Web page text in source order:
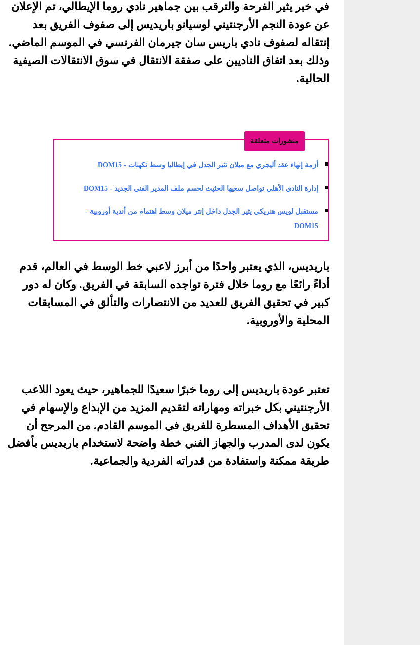
في خبر يثير الفرحة والترقب بين جماهير نادي روما الإيطالي، تم الإعلان
عن عودة النجم الأرجنتيني لوسيانو باريديس إلى صفوف الفريق بعد
إنتقاله لصفوف نادي باريس سان جيرمان الفرنسي في الموسم الماضي.
وذلك بعد اتفاق الناديين على صفقة الانتقال في سوق الانتقالات الصيفية
الحالية.
منشورات متعلقة
أزمة إنهاء عقد أليجري مع ميلان تثير الجدل في إيطاليا وسط تكهنات - DOM15
إدارة النادي الأهلي تواصل سعيها الحثيث لحسم ملف المدير الفني الجديد - DOM15
مستقبل لويس هنريكي يثير الجدل داخل إنتر ميلان وسط اهتمام من أندية أوروبية -
DOM15
باريديس، الذي يعتبر واحدًا من أبرز لاعبي خط الوسط في العالم، قدم
أداءً رائعًا مع روما خلال فترة تواجده السابقة في الفريق. وكان له دور
كبير في تحقيق الفريق للعديد من الانتصارات والتألق في المسابقات
المحلية والأوروبية.
تعتبر عودة باريديس إلى روما خبرًا سعيدًا للجماهير، حيث يعود اللاعب
الأرجنتيني بكل خبراته ومهاراته لتقديم المزيد من الإبداع والإسهام في
تحقيق الأهداف المسطرة للفريق في الموسم القادم. من المرجح أن
يكون لدى المدرب والجهاز الفني خطة واضحة لاستخدام باريديس بأفضل
طريقة ممكنة واستفادة من قدراته الفردية والجماعية.